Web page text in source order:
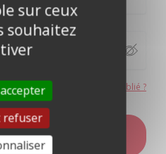
Mot de passe oublié ?
sur ceux
souhaitez
refuser